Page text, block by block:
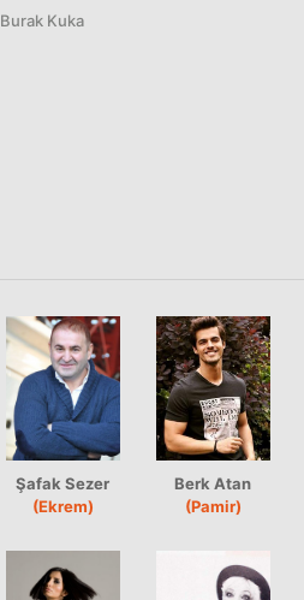
Burak Kuka
Şafak Sezer
(Ekrem)
Berk Atan
(Pamir)